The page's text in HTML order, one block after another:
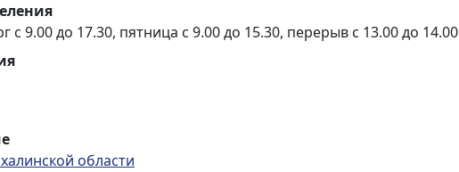
с 9.00 до 17.30, пятница с 9.00 до 15.30, перерыв с 13.00 до 14.00
области